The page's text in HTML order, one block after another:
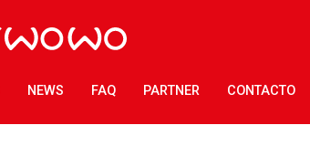
NEWS FAQ PARTNER CONTACTO